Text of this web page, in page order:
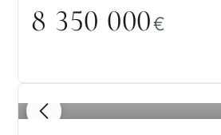
8 350 000€
1 / 8